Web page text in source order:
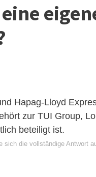
Hapag-Lloyd
zur TUI Group,
beteiligt ist.
sich die vollständige Antwort